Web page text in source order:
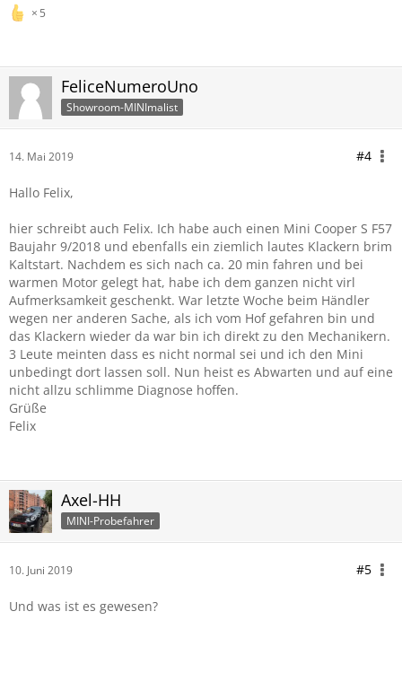
5
FeliceNumeroUno
Showroom-MINImalist
14. Mai 2019 #4
Hallo Felix,
hier schreibt auch Felix. Ich habe auch einen Mini Cooper S F57
Baujahr 9/2018 und ebenfalls ein ziemlich lautes Klackern brim
Kaltstart. Nachdem es sich nach ca. 20 min fahren und bei
warmen Motor gelegt hat, habe ich dem ganzen nicht virl
Aufmerksamkeit geschenkt. War letzte Woche beim Händler
wegen ner anderen Sache, als ich vom Hof gefahren bin und
das Klackern wieder da war bin ich direkt zu den Mechanikern.
3 Leute meinten dass es nicht normal sei und ich den Mini
unbedingt dort lassen soll. Nun heist es Abwarten und auf eine
nicht allzu schlimme Diagnose hoffen.
Grüße
Felix
Axel-HH
MINI-Probefahrer
10. Juni 2019 #5
Und was ist es gewesen?